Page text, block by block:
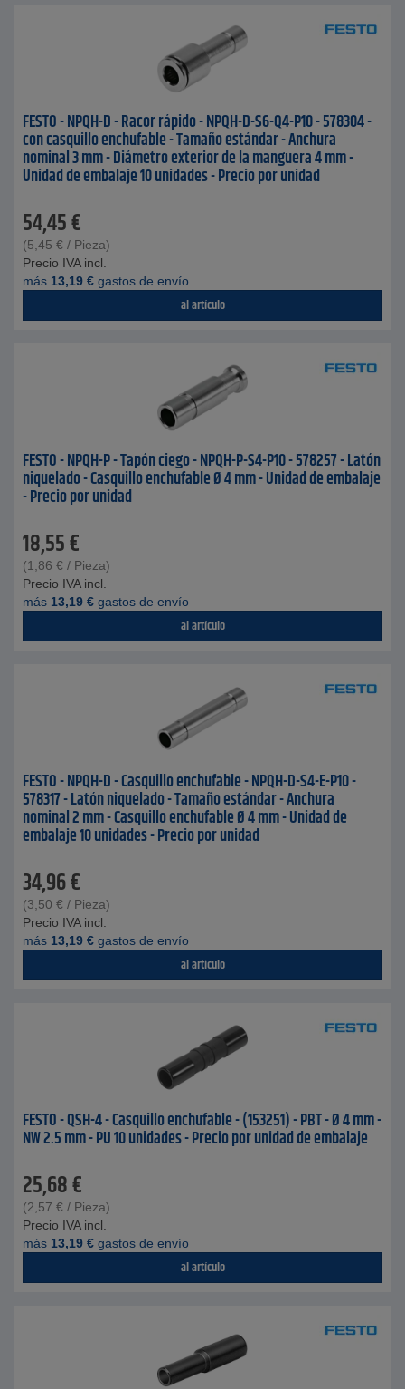
FESTO - NPQH-D - Racor rápido - NPQH-D-S6-Q4-P10 - 578304 -
con casquillo enchufable - Tamaño estándar - Anchura
nominal 3 mm - Diámetro exterior de la manguera 4 mm -
Unidad de embalaje 10 unidades - Precio por unidad
54,45€
(5,45 € / Pieza)
Precio IVA incl.
más 13,19 € gastos de envío
al artículo
FESTO - NPQH-P - Tapón ciego - NPQH-P-S4-P10 - 578257 - Latón
niquelado - Casquillo enchufable Ø 4 mm - Unidad de embalaje
- Precio por unidad
18,55€
(1,86 € / Pieza)
Precio IVA incl.
más 13,19 € gastos de envío
al artículo
FESTO - NPQH-D - Casquillo enchufable - NPQH-D-S4-E-P10 -
578317 - Latón niquelado - Tamaño estándar - Anchura
nominal 2 mm - Casquillo enchufable Ø 4 mm - Unidad de
embalaje 10 unidades - Precio por unidad
34,96€
(3,50 € / Pieza)
Precio IVA incl.
más 13,19 € gastos de envío
al artículo
FESTO - QSH-4 - Casquillo enchufable - (153251) - PBT - Ø 4 mm -
NW 2.5 mm - PU 10 unidades - Precio por unidad de embalaje
25,68€
(2,57 € / Pieza)
Precio IVA incl.
más 13,19 € gastos de envío
al artículo